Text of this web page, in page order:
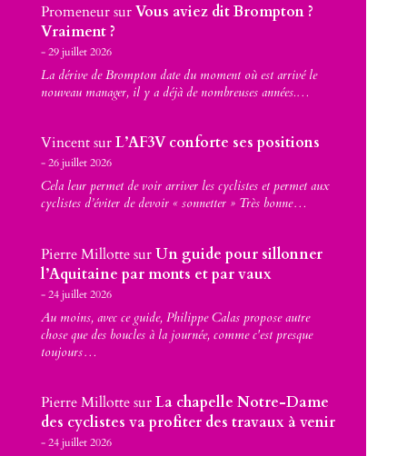
PromeneursurVous aviez dit Brompton ?
Vraiment ?
29 juillet 2026
La dérive de Brompton date du moment où est arrivé le
nouveau manager, il y a déjà de nombreuses années.…
VincentsurL’AF3V conforte ses positions
26 juillet 2026
Cela leur permet de voir arriver les cyclistes et permet aux
cyclistes d’éviter de devoir « sonnetter » Très bonne…
Pierre MillottesurUn guide pour sillonner
l’Aquitaine par monts et par vaux
24 juillet 2026
Au moins, avec ce guide, Philippe Calas propose autre
chose que des boucles à la journée, comme c'est presque
toujours…
Pierre MillottesurLa chapelle Notre-Dame
des cyclistes va profiter des travaux à venir
24 juillet 2026